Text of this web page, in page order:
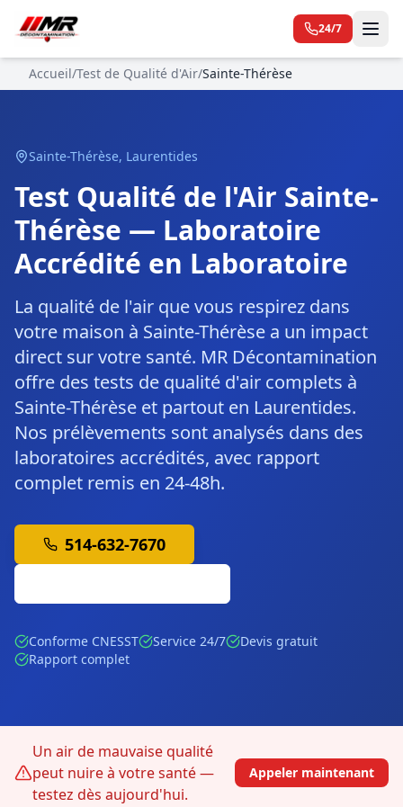
24/7
Accueil/Test de Qualité d'Air/Sainte-Thérèse
Sainte-Thérèse, Laurentides
Test Qualité de l'Air Sainte-
Thérèse — Laboratoire
Accrédité en Laboratoire
La qualité de l'air que vous respirez dans
votre maison à Sainte-Thérèse a un impact
direct sur votre santé. MR Décontamination
offre des tests de qualité d'air complets à
Sainte-Thérèse et partout en Laurentides.
Nos prélèvements sont analysés dans des
laboratoires accrédités, avec rapport
complet remis en 24-48h.
514-632-7670
Conforme CNESST Service 24/7
Devis gratuit
Rapport complet
Un air de mauvaise qualité
peut nuire à votre santé —
testez dès aujourd'hui.
Appeler maintenant